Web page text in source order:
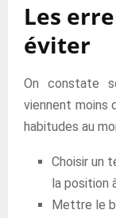
Les
éviter
On constate
viennent moins
habitudes au
Choisir un
la position
Mettre le